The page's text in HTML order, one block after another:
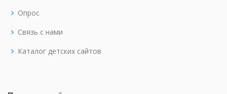
Опрос
Связь с нами
Каталог детских сайтов